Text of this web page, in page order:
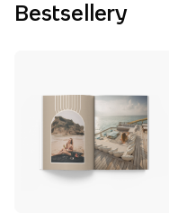
Bestsellery